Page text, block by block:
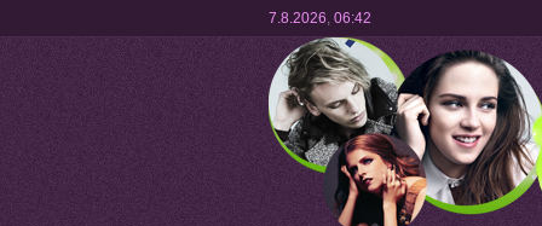
7.8.2026, 06:42